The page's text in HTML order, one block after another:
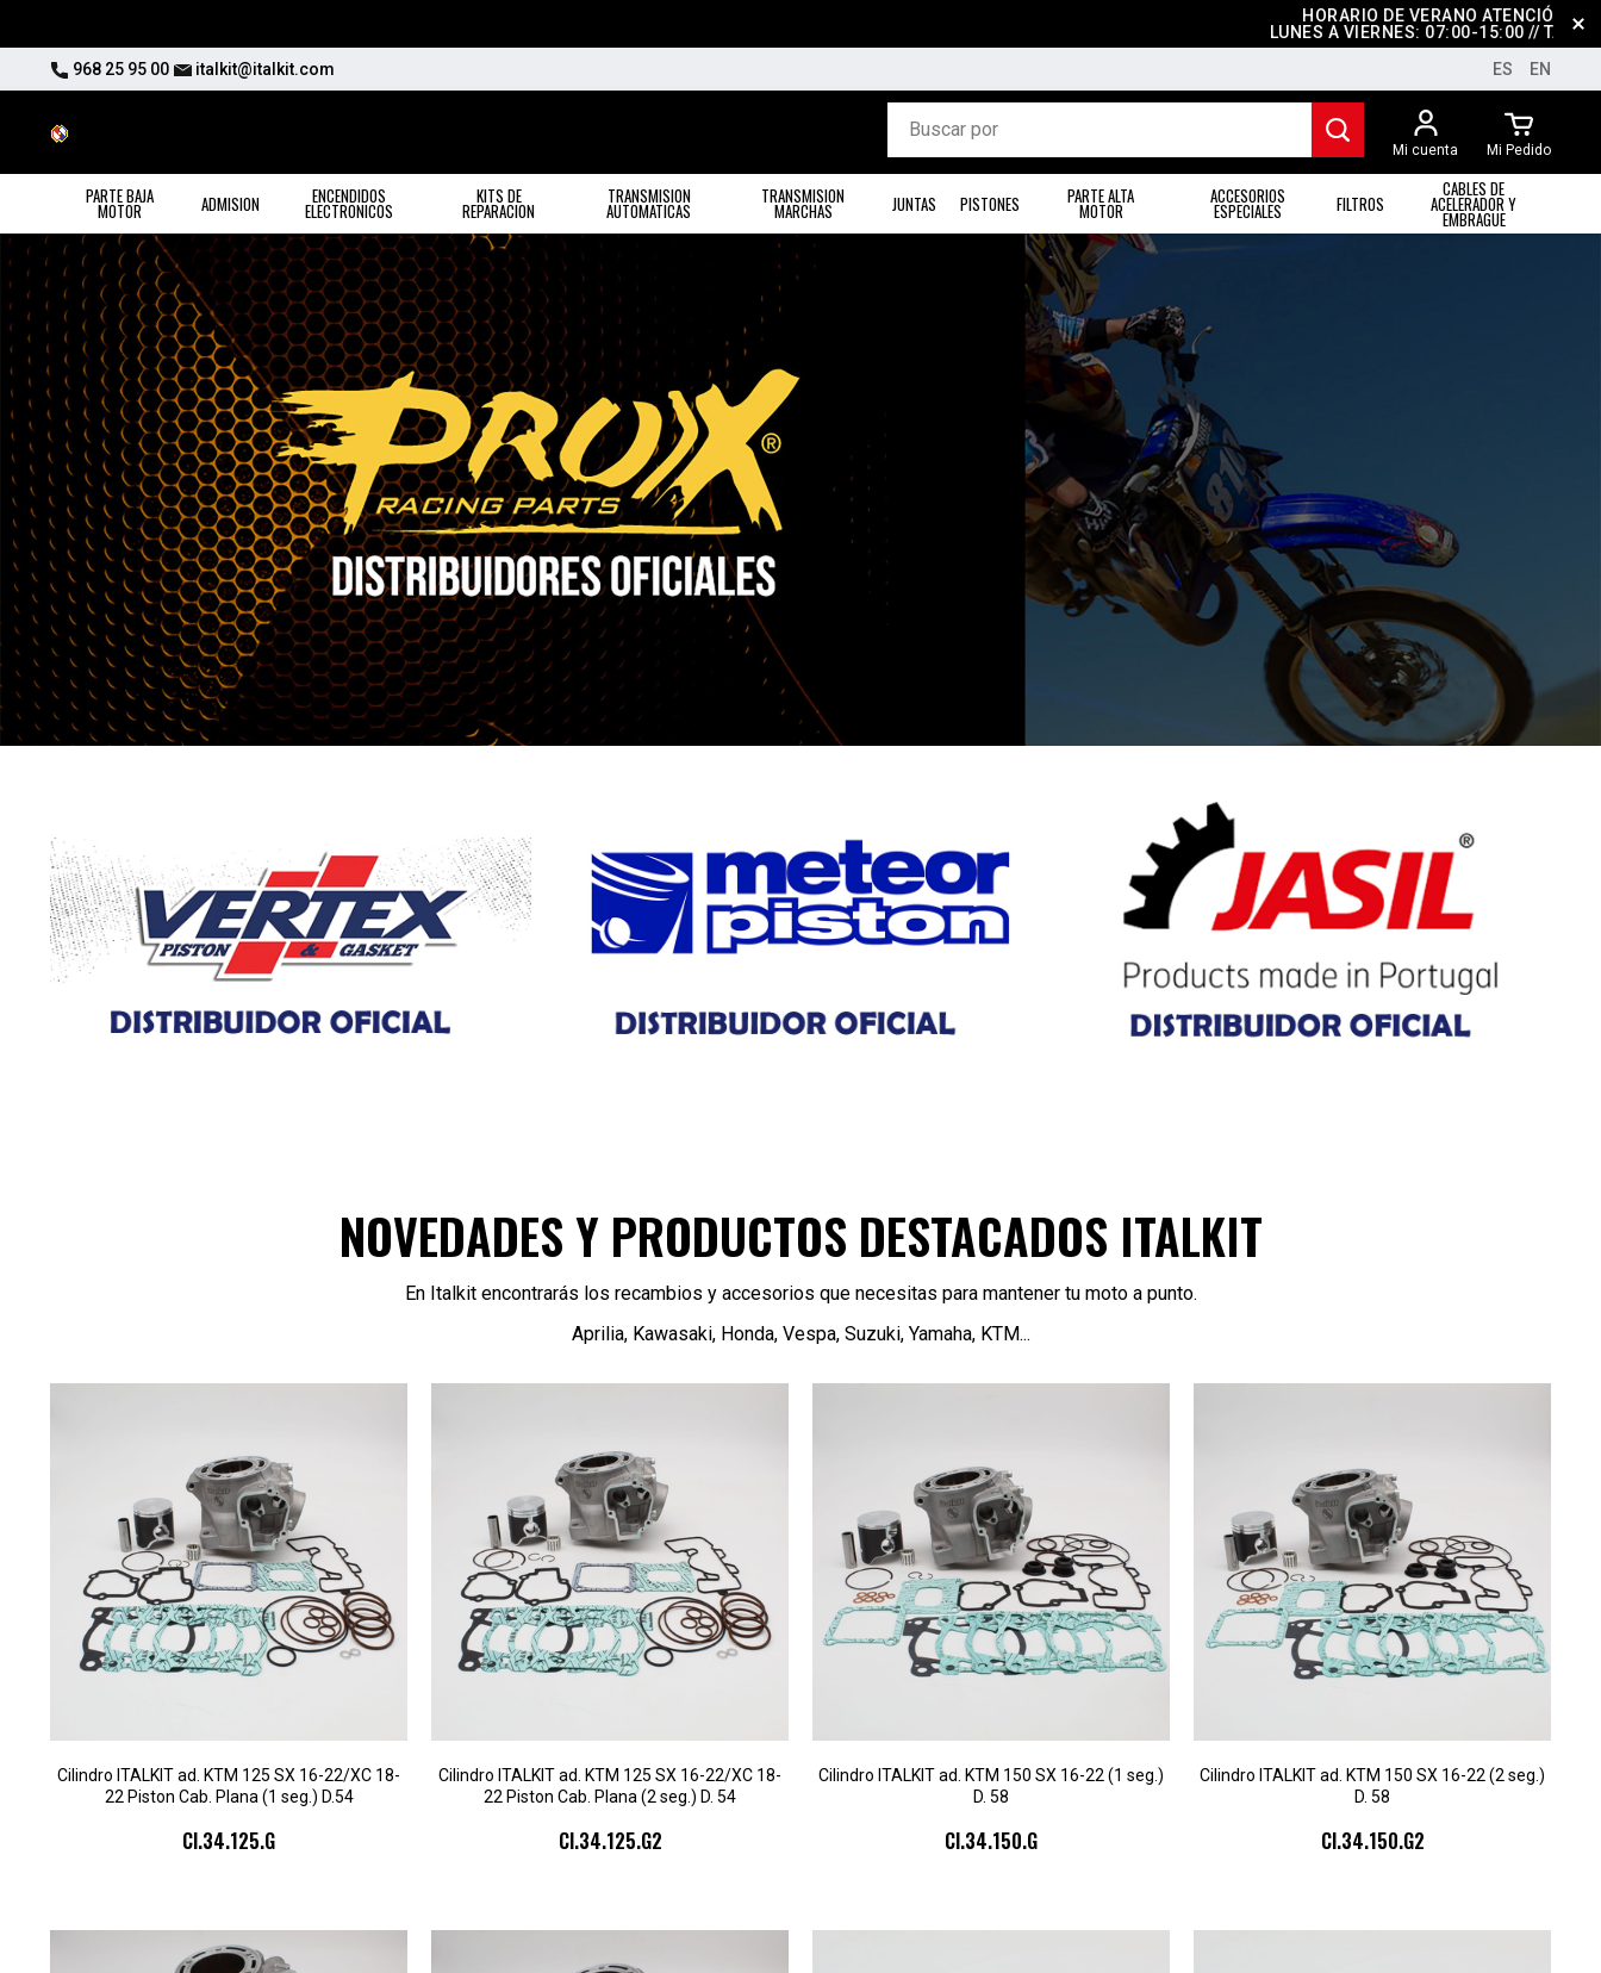
968 25 95 00 italkit@italkit.com ES EN
Mi cuenta Mi Pedido
PARTE BAJA
MOTOR ADMISION ENCENDIDOS
ELECTRONICOS
KITS DE
REPARACION
TRANSMISION
AUTOMATICAS
TRANSMISION
MARCHAS JUNTAS PISTONES PARTE ALTA
MOTOR
ACCESORIOS
ESPECIALES FILTROS
CABLES DE
ACELERADOR Y
EMBRAGUE
NOVEDADES Y PRODUCTOS DESTACADOS ITALKIT
En Italkit encontrarás los recambios y accesorios que necesitas para mantener tu moto a punto.
Aprilia, Kawasaki, Honda, Vespa, Suzuki, Yamaha, KTM...
Cilindro ITALKIT ad. KTM 125 SX 16-22/XC 18-
22 Piston Cab. Plana (1 seg.) D.54
CI.34.125.G
Cilindro ITALKIT ad. KTM 125 SX 16-22/XC 18-
22 Piston Cab. Plana (2 seg.) D. 54
CI.34.125.G2
Cilindro ITALKIT ad. KTM 150 SX 16-22 (1 seg.)
D. 58
CI.34.150.G
Cilindro ITALKIT ad. KTM 150 SX 16-22 (2 seg.)
D. 58
CI.34.150.G2
HORARIO DE VERANO ATENCIÓN AL CLIENTE
LUNES A VIERNES: 07:00-15:00 // TARDES: